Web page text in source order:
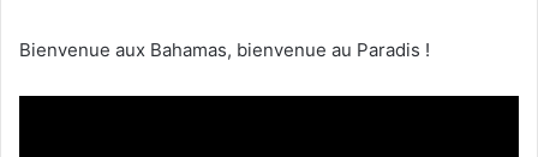
Bienvenue aux Bahamas, bienvenue au Paradis !